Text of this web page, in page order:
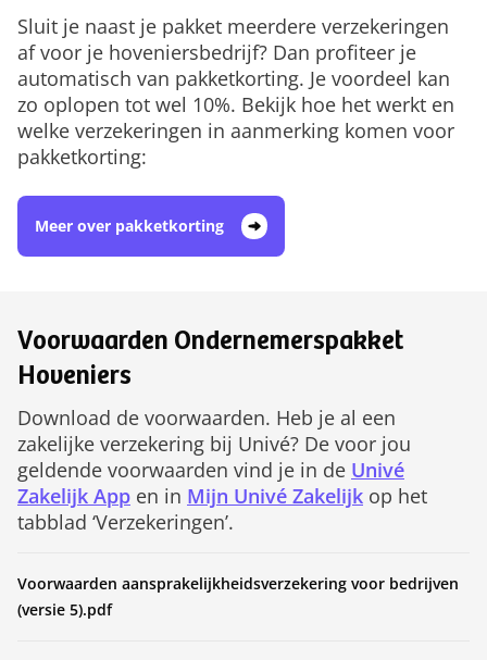
Sluit je naast je pakket meerdere verzekeringen
af voor je hoveniersbedrijf? Dan profiteer je
automatisch van pakketkorting. Je voordeel kan
zo oplopen tot wel 10%. Bekijk hoe het werkt en
welke verzekeringen in aanmerking komen voor
pakketkorting:
Meer over pakketkorting
Voorwaarden Ondernemerspakket
Hoveniers
Download de voorwaarden. Heb je al een
zakelijke verzekering bij Univé? De voor jou
geldende voorwaarden vind je in de Univé
Zakelijk App en in Mijn Univé Zakelijk op het
tabblad ‘Verzekeringen’.
Voorwaarden aansprakelijkheidsverzekering voor bedrijven
(versie 5).pdf